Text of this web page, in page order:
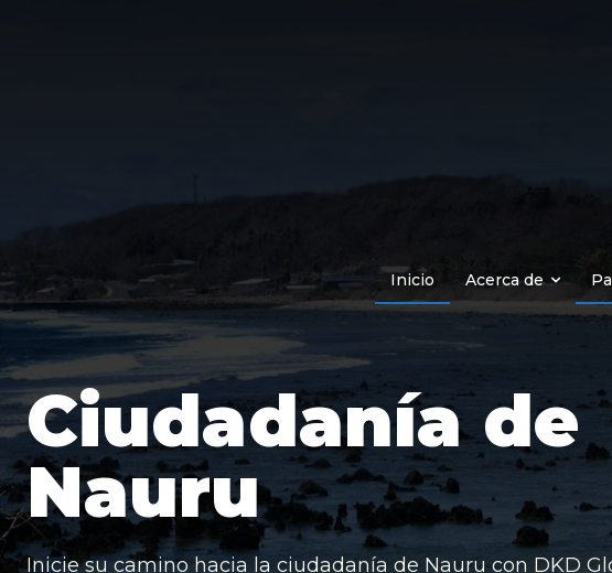
Inicio Acerca de
Ciudadanía de
Nauru
Inicie su camino hacia la ciudadanía de Nauru con DKD